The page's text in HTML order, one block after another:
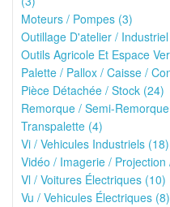
Moteurs / Pompes (3)
Outillage D'atelier /
Outils Agricole Et Espace
Palette / Pallox / Caisse /
Pièce Détachée / Stock (24)
Remorque / Semi-
Transpalette (4)
Vi / Vehicules Industriels (18)
Vidéo / Imagerie / Projection
Vl / Voitures Électriques (10)
Vu / Vehicules Électriques (8)